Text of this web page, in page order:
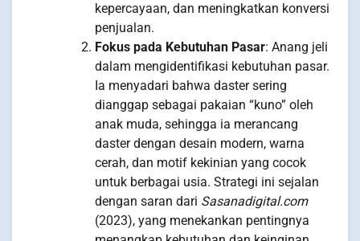
kepercayaan, dan meningkatkan konversi
penjualan.
Fokus pada Kebutuhan Pasar: Anang jeli
dalam mengidentifikasi kebutuhan pasar.
Ia menyadari bahwa daster sering
dianggap sebagai pakaian “kuno” oleh
anak muda, sehingga ia merancang
daster dengan desain modern, warna
cerah, dan motif kekinian yang cocok
untuk berbagai usia. Strategi ini sejalan
dengan saran dari Sasanadigital.com
(2023), yang menekankan pentingnya